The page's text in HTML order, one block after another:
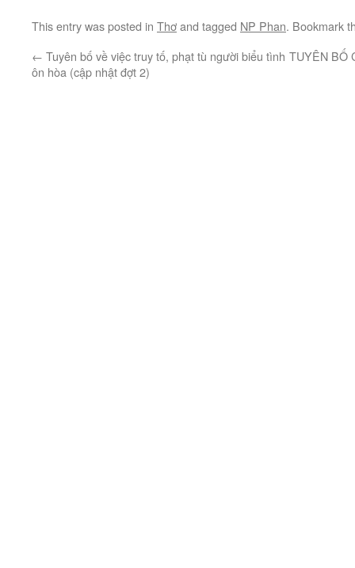
This entry was posted in Thơand tagged NP Phan. Bookmark
← Tuyên bố về việc truy tố, phạt tù người biểu tình
ôn hòa (cập nhật đợt 2)
TUYÊN BỐ